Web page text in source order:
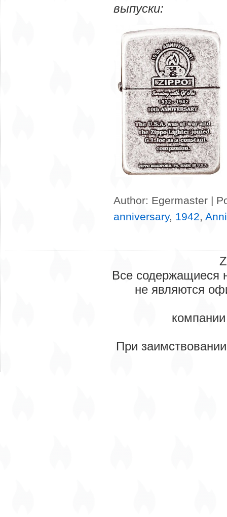
выпуски:
Author: Egermaster |
anniversary, 1942
Все содержащиеся
не являются
При